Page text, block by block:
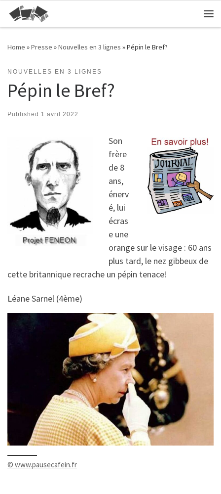
Skip to content
Home »Presse »Nouvelles en 3 lignes »Pépin le Bref?
NOUVELLES EN 3 LIGNES
Pépin le Bref?
Published 1 avril 2022
Son
frère
de 8
ans,
énerv
é, lui
écras
e une
orange sur le visage : 60 ans
plus tard, le nez gibbeux de
cette britannique recrache un pépin tenace!
Léane Sarnel (4ème)
© www.pausecafein.fr